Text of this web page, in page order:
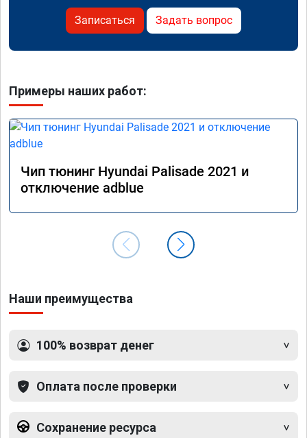
Записаться Задать вопрос
Примеры наших работ:
Чип тюнинг Hyundai Palisade 2021 и
отключение adblue
Наши преимущества
100% возврат денег
Оплата после проверки
Сохранение ресурса